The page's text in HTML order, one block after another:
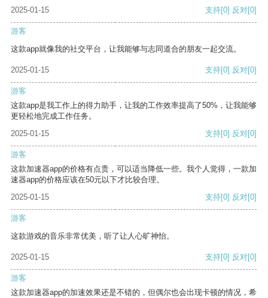
2025-01-15 支持[0] 反对[0]
游客
这款app就像我的社交平台，让我能够与志同道合的朋友一起交流。
2025-01-15 支持[0] 反对[0]
游客
这款app是我工作上的得力助手，让我的工作效率提高了50%，让我能够
更轻松地完成工作任务。
2025-01-15
支持[0] 反对[0]
游客
这款加速器app的价格有点贵，可以适当降低一些。我个人觉得，一款加
速器app的价格应该在50元以下才比较合理。
2025-01-15
支持[0] 反对[0]
游客
这款游戏的音乐非常优美，听了让人心旷神怡。
2025-01-15 支持[0] 反对[0]
游客
这款加速器app的加速效果还是不错的，但偶尔也会出现卡顿的情况，希